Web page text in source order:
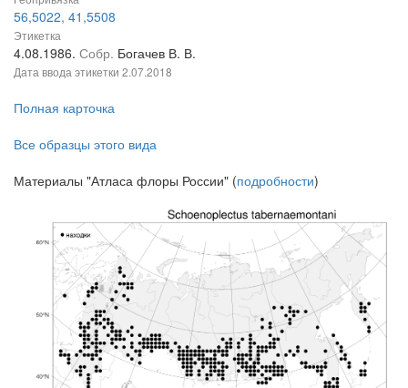
56,5022, 41,5508
Этикетка
4.08.1986. Собр. Богачев В. В.
Дата ввода этикетки 2.07.2018
Полная карточка
Все образцы этого вида
Материалы "Атласа флоры России" (подробности)